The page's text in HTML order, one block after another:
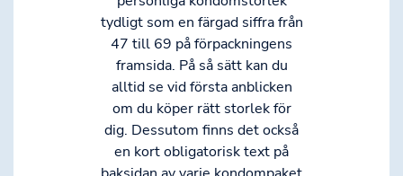
tydligt som en färgad siffra från
47 till 69 på förpackningens
framsida. På så sätt kan du
alltid se vid första anblicken
om du köper rätt storlek för
dig. Dessutom finns det också
en kort obligatorisk text på